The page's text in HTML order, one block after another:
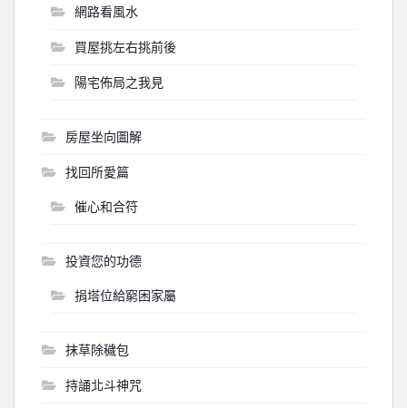
網路看風水
買屋挑左右挑前後
陽宅佈局之我見
房屋坐向圖解
找回所愛篇
催心和合符
投資您的功德
捐塔位給窮困家屬
抹草除穢包
持誦北斗神咒